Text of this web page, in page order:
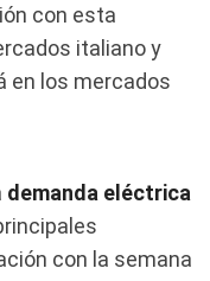
con esta
italiano y
en los mercados
demanda eléctrica
con la semana